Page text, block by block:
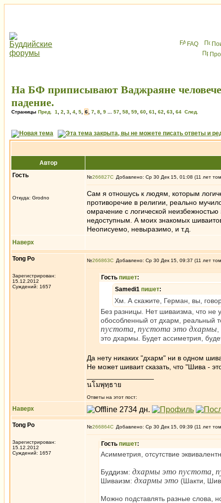
FAQ
На БФ приписывают Ваджраяне
падение.
Страницы Пред. 1 2 3 4 5 6 7 8 9 57 58 59 60 61 62 63 64 След.
Автор
Гость
Откуда: Grodno
№266827 Добавлено: Ср 30 Дек 15, 01:08 (11 лет
Сам я отношусь к людям, которым
противоречие в религии, реально
омрачение с логической
недоступным. А моих знакомых
Неописуемо, невыразимо, и т.д.
Наверх
Tong Po
Зарегистрирован:
15.12.2012
Суждений: 1657
№266863 Добавлено: Ср 30 Дек 15, 09:37 (11 лет
Гость пишет:
Samedi1 пишет:
Хм. А скажите, Герман, вы,
Без разницы. Нет шиваизма, что не
обособленный от дхарм, реальный
пустота, пустота это дхармы
это дхармы. Будет ассиметрия,
Да нету никаких "дхарм" ни в одном
Не может шиваит сказать, что "Шива -
นโมพุทฺธาย
Ответы на этот пост:
Наверх
Tong Po
Зарегистрирован:
15.12.2012
Суждений: 1657
№266864 Добавлено: Ср 30 Дек 15, 09:39 (11 лет
Гость пишет:
Асимметрия, отсутствие
Буддизм: дхармы это пустота,
Шиваизм: дхармы это (Шакти,
Можно подставлять разные слова,